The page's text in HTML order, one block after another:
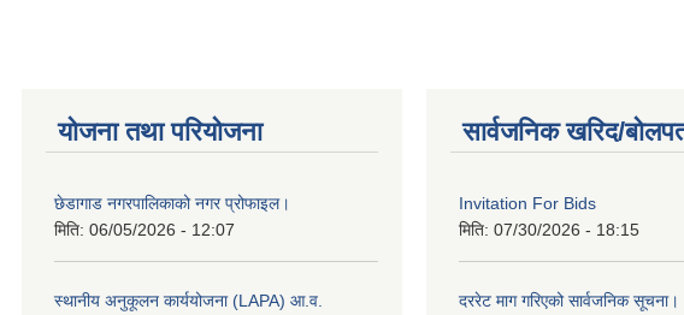
योजना तथा परियोजना
छेडागाड नगरपालिकाको नगर प्रोफाइल।
मिति: 06/05/2026 - 12:07
स्थानीय अनुकूलन कार्ययोजना (LAPA) आ.व.
सार्वजनिक खरिद/
Invitation For Bids
मिति: 07/30/2026 - 18:15
दररेट माग गरिएको सार्वजनिक सूचना।